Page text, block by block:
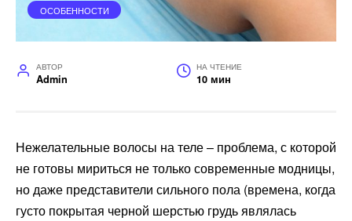
ОСОБЕННОСТИ
АВТОР
Admin
НА ЧТЕНИЕ
10 мин
Нежелательные волосы на теле – проблема, с которой
не готовы мириться не только современные модницы,
но даже представители сильного пола (времена, когда
густо покрытая черной шерстью грудь являлась